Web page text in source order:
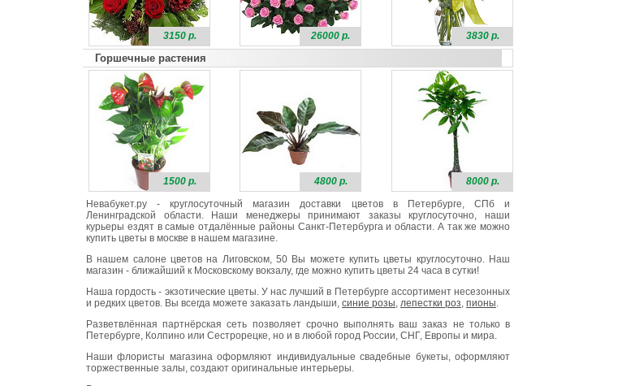
3150 р. 26000 р. 3830 р.
Горшечные растения
1500 р. 4800 р.
8000 р.
Невабукет.ру - круглосуточный магазин доставки цветов в Петербурге, СПб и
Ленинградской области. Наши менеджеры принимают заказы круглосуточно, наши
курьеры ездят в самые отдалённые районы Санкт-Петербурга и области. А так же можно
купить цветы в москве в нашем магазине.
В нашем салоне цветов на Лиговском, 50 Вы можете купить цветы круглосуточно. Наш
магазин - ближайший к Московскому вокзалу, где можно купить цветы 24 часа в сутки!
Наша гордость - экзотические цветы. У нас лучший в Петербурге ассортимент несезонных
и редких цветов. Вы всегда можете заказать ландыши, синие розы, лепестки роз, пионы.
Разветвлённая партнёрская сеть позволяет срочно выполнять ваш заказ не только в
Петербурге, Колпино или Сестрорецке, но и в любой город России, СНГ, Европы и мира.
Наши флористы магазина оформляют индивидуальные свадебные букеты, оформляют
торжественные залы, создают оригинальные интерьеры.